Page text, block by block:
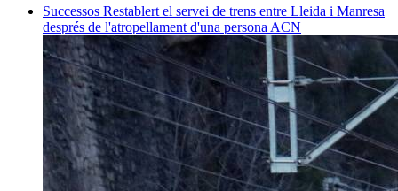
Successos Restablert el servei de trens entre Lleida i Manresa
després de l'atropellament d'una persona ACN